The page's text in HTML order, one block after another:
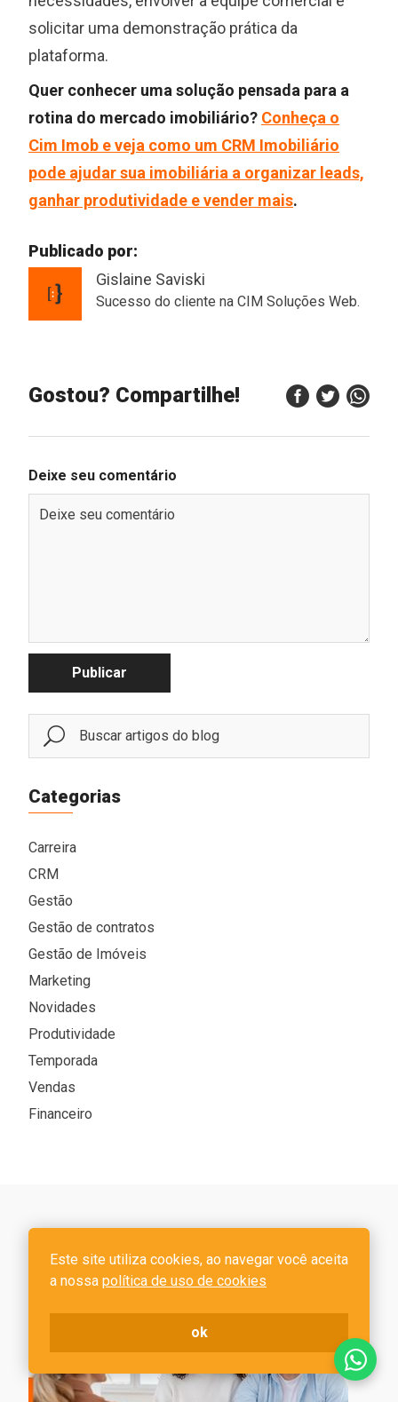
solicitar uma demonstração prática da
plataforma.
Quer conhecer uma solução pensada para a
rotina do mercado imobiliário? Conheça o
Cim Imob e veja como um CRM Imobiliário
pode ajudar sua imobiliária a organizar leads,
ganhar produtividade e vender mais.
Publicado por:
Gislaine Saviski
Sucesso do cliente na CIM Soluções Web.
Gostou? Compartilhe!
Deixe seu comentário
Publicar
Categorias
Carreira
CRM
Gestão
Gestão de contratos
Gestão de Imóveis
Marketing
Novidades
Produtividade
Temporada
Vendas
Financeiro
Veja também
Este site utiliza cookies, ao navegar você aceita
a nossa política de uso de cookies
ok